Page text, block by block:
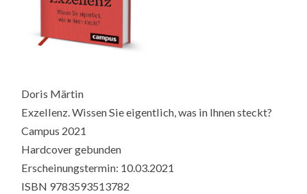
Doris Märtin
Exzellenz. Wissen Sie eigentlich, was in Ihnen steckt?
Campus 2021
Hardcover gebunden
Erscheinungstermin: 10.03.2021
ISBN 9783593513782